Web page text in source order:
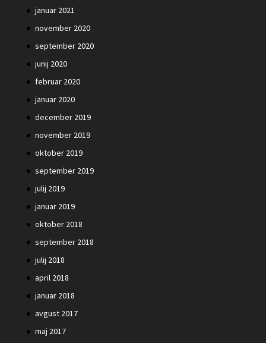
januar 2021
november 2020
september 2020
junij 2020
februar 2020
januar 2020
december 2019
november 2019
oktober 2019
september 2019
julij 2019
januar 2019
oktober 2018
september 2018
julij 2018
april 2018
januar 2018
avgust 2017
maj 2017